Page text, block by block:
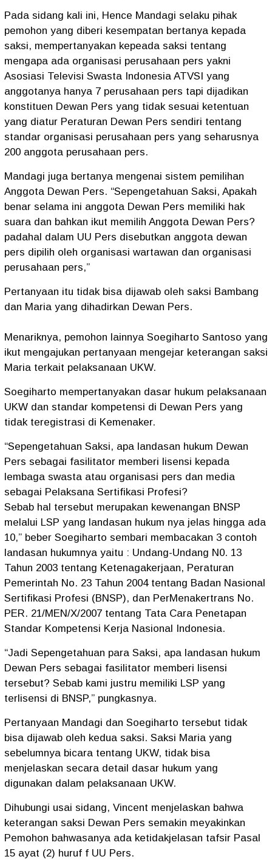
Pada sidang kali ini, Hence Mandagi selaku pihak
pemohon yang diberi kesempatan bertanya kepada
saksi, mempertanyakan kepeada saksi tentang
mengapa ada organisasi perusahaan pers yakni
Asosiasi Televisi Swasta Indonesia ATVSI yang
anggotanya hanya 7 perusahaan pers tapi dijadikan
konstituen Dewan Pers yang tidak sesuai ketentuan
yang diatur Peraturan Dewan Pers sendiri tentang
standar organisasi perusahaan pers yang seharusnya
200 anggota perusahaan pers.
Mandagi juga bertanya mengenai sistem pemilihan
Anggota Dewan Pers. “Sepengetahuan Saksi, Apakah
benar selama ini anggota Dewan Pers memiliki hak
suara dan bahkan ikut memilih Anggota Dewan Pers?
padahal dalam UU Pers disebutkan anggota dewan
pers dipilih oleh organisasi wartawan dan organisasi
perusahaan pers,”
Pertanyaan itu tidak bisa dijawab oleh saksi Bambang
dan Maria yang dihadirkan Dewan Pers.
Menariknya, pemohon lainnya Soegiharto Santoso yang
ikut mengajukan pertanyaan mengejar keterangan saksi
Maria terkait pelaksanaan UKW.
Soegiharto mempertanyakan dasar hukum pelaksanaan
UKW dan standar kompetensi di Dewan Pers yang
tidak teregistrasi di Kemenaker.
“Sepengetahuan Saksi, apa landasan hukum Dewan
Pers sebagai fasilitator memberi lisensi kepada
lembaga swasta atau organisasi pers dan media
sebagai Pelaksana Sertifikasi Profesi?
Sebab hal tersebut merupakan kewenangan BNSP
melalui LSP yang landasan hukum nya jelas hingga ada
10,” beber Soegiharto sembari membacakan 3 contoh
landasan hukumnya yaitu : Undang-Undang N0. 13
Tahun 2003 tentang Ketenagakerjaan, Peraturan
Pemerintah No. 23 Tahun 2004 tentang Badan Nasional
Sertifikasi Profesi (BNSP), dan PerMenakertrans No.
PER. 21/MEN/X/2007 tentang Tata Cara Penetapan
Standar Kompetensi Kerja Nasional Indonesia.
“Jadi Sepengetahuan para Saksi, apa landasan hukum
Dewan Pers sebagai fasilitator memberi lisensi
tersebut? Sebab kami justru memiliki LSP yang
terlisensi di BNSP,” pungkasnya.
Pertanyaan Mandagi dan Soegiharto tersebut tidak
bisa dijawab oleh kedua saksi. Saksi Maria yang
sebelumnya bicara tentang UKW, tidak bisa
menjelaskan secara detail dasar hukum yang
digunakan dalam pelaksanaan UKW.
Dihubungi usai sidang, Vincent menjelaskan bahwa
keterangan saksi Dewan Pers semakin meyakinkan
Pemohon bahwasanya ada ketidakjelasan tafsir Pasal
15 ayat (2) huruf f UU Pers.